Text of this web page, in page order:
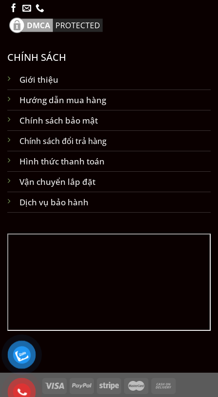
CHÍNH SÁCH
Giới thiệu
Hướng dẫn mua hàng
Chính sách bảo mật
Chính sách đổi trả hàng
Hình thức thanh toán
Vận chuyển lắp đặt
Dịch vụ bảo hành